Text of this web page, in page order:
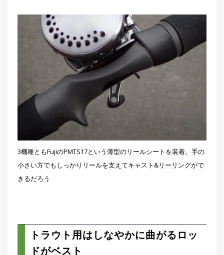
3機種ともFujiのPMTS17という薄型のリールシートを装着。手の
小さい方でもしっかりリールを支えてキャスト&リーリングがで
きるだろう
トラウト用はしなやかに曲がるロッ
ドがベスト